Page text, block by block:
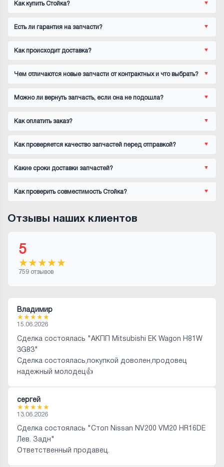
Как купить Стойка?
Есть ли гарантия на запчасти?
Как происходит доставка?
Чем отличаются новые запчасти от контрактных и что выбрать?
Можно ли вернуть запчасть, если она не подошла?
Как оплатить заказ?
Как проверяется качество запчастей перед отправкой?
Какие сроки доставки запчастей?
Как проверить совместимость Стойка?
Отзывы наших клиентов
5
★★★★★
759 отзывов
Владимир
★★★★★
15.06.2026
Сделка состоялась "АКПП Mitsubishi EK Wagon H81W
3G83"
Сделка состоялась,покупкой доволен,продовец
надежный молодец👍
сергей
★★★★★
13.06.2026
Сделка состоялась "Стоп Nissan NV200 VM20 HR16DE
Лев. Задн"
Ответственный продавец.